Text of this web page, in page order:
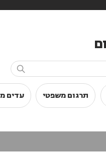

תרגום משפטי עדים